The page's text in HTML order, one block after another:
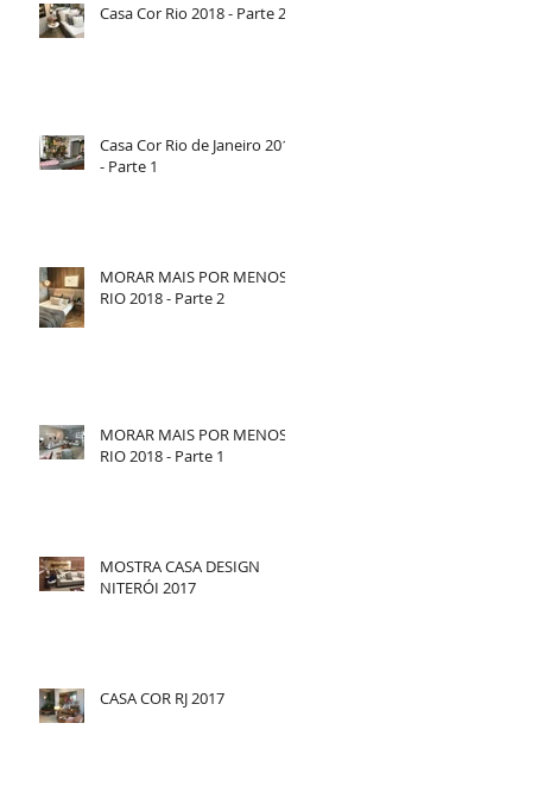
Casa Cor Rio 2018 - Parte 2
Casa Cor Rio de Janeiro 2018
- Parte 1
MORAR MAIS POR MENOS
RIO 2018 - Parte 2
MORAR MAIS POR MENOS
RIO 2018 - Parte 1
MOSTRA CASA DESIGN
NITERÓI 2017
CASA COR RJ 2017